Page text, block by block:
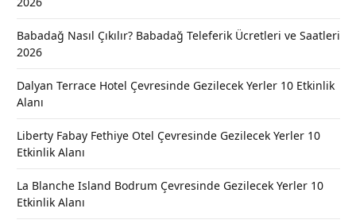
Babadağ Nasıl Çıkılır? Babadağ Teleferik Ücretleri ve Saatleri
2026
Dalyan Terrace Hotel Çevresinde Gezilecek Yerler 10 Etkinlik
Alanı
Liberty Fabay Fethiye Otel Çevresinde Gezilecek Yerler 10
Etkinlik Alanı
La Blanche Island Bodrum Çevresinde Gezilecek Yerler 10
Etkinlik Alanı